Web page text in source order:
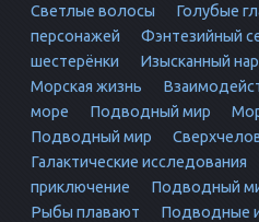
Светлые волосы Голубые
персонажей
Фэнтезийный
шестерёнки
Изысканный
Морская жизнь
море
Подводный мир
Подводный мир
Галактические исследования
приключение
Подводный
Рыбы плавают
Подводные